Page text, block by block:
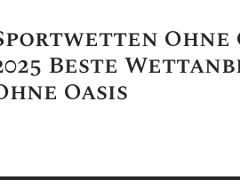
Ohne
Beste
Oasis